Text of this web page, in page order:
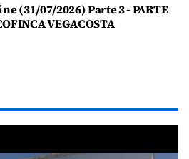
(31/07/2026) Parte 3 - PARTE
VEGACOSTA